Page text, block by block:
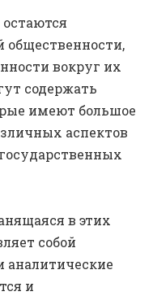
вокруг их
содержать
имеют большое
аспектов
в этих
собой
аналитические
и